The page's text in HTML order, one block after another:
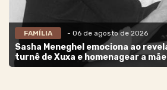
FAMÍLIA - 06 de agosto de 2026
Sasha Meneghel emociona ao
turnê de Xuxa e homenagear a mãe